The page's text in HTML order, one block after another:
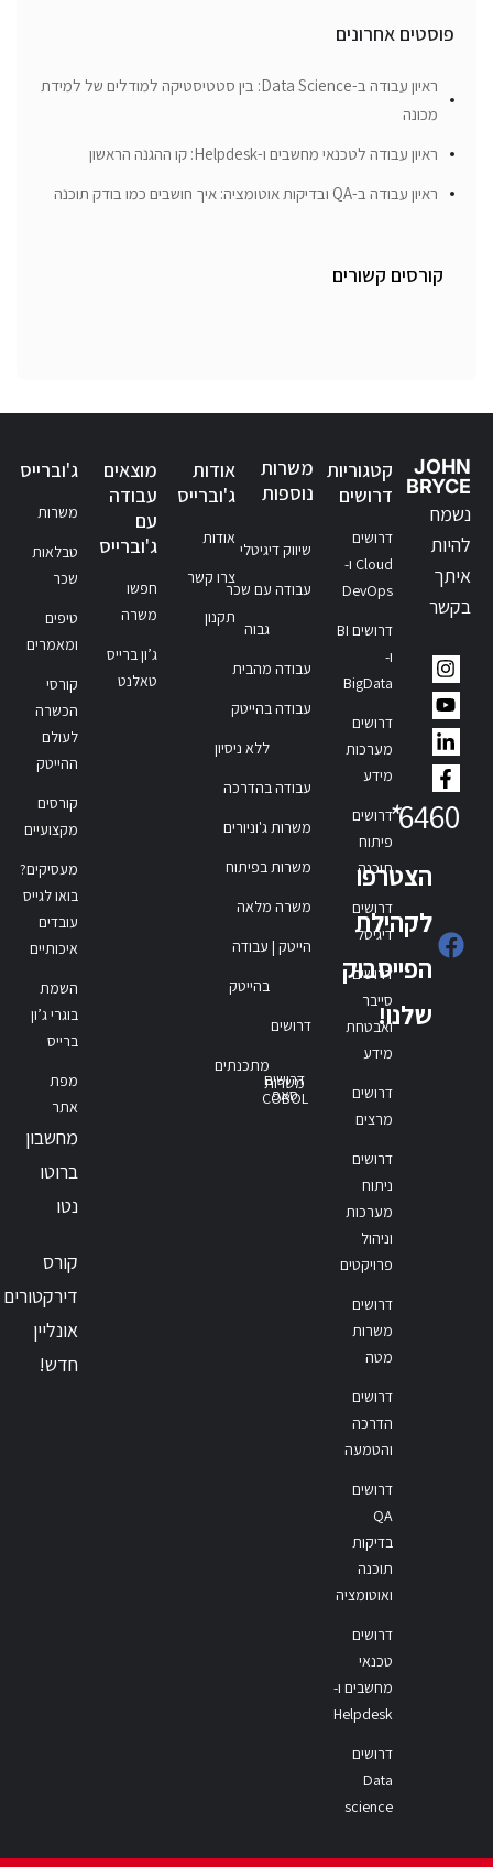
פוסטים אחרונים
ראיון עבודה ב-Data Science: בין סטטיסטיקה למודלים של למידת
מכונה
ראיון עבודה לטכנאי מחשבים ו-Helpdesk: קו ההגנה הראשון
ראיון עבודה ב-QA ובדיקות אוטומציה: איך חושבים כמו בודק תוכנה
קורסים קשורים
JOHN
BRYCE
נשמח
להיות
איתך
בקשר
6460
*
הצטרפו
לקהילת
הפייסבוק
שלנו!
קטגוריות
דרושים
דרושים
Cloud ו-
DevOps
דרושים BI
ו-
BigData
דרושים
מערכות
מידע
דרושים
פיתוח
תוכנה
דרושים
דיגיטל
דרושים
סייבר
ואבטחת
מידע
דרושים
מרצים
דרושים
ניתוח
מערכות
וניהול
פרויקטים
דרושים
משרות
מטה
דרושים
הדרכה
והטמעה
דרושים
QA
בדיקות
תוכנה
ואוטומציה
דרושים
טכנאי
מחשבים ו-
Helpdesk
דרושים
Data
science
משרות
נוספות
שיווק דיגיטלי
עבודה עם שכר
גבוה
עבודה מהבית
עבודה בהייטק
ללא ניסיון
עבודה בהדרכה
משרות ג'וניורים
משרות בפיתוח
משרה מלאה
הייטק | עבודה
בהייטק
דרושים
מתכנתים
דרושים
סאפ
משרות
COBOL
אודות
ג'וברייס
אודות
צרו קשר
תקנון
מוצאים
עבודה
עם
ג'וברייס
חפשו
משרה
ג’ון ברייס
טאלנט
ג'וברייס
משרות
טבלאות
שכר
טיפים
ומאמרים
קורסי
הכשרה
לעולם
ההייטק
קורסים
מקצועיים
מעסיקים?
בואו לגייס
עובדים
איכותיים
השמת
בוגרי ג’ון
ברייס
מפת
אתר
מחשבון
ברוטו
נטו
קורס
דירקטורים
אונליין
חדש!